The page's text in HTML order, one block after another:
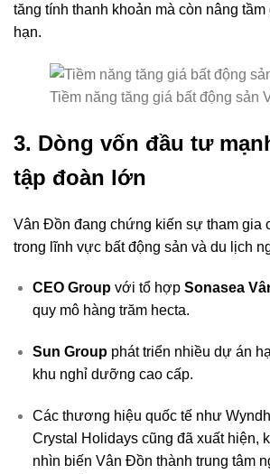
tăng tính thanh khoản mà còn nâng tầm
hạn.
Tiềm năng tăng giá bất động
3. Dòng vốn đầu tư
tập đoàn lớn
Vân Đồn đang chứng kiến sự tham gia
trong lĩnh vực bất động sản và du lịch
CEO Groupvới tổ hợp Sonasea
quy mô hàng trăm hecta.
Sun Groupphát triển nhiều dự án
khu nghỉ dưỡng cao cấp.
Các thương hiệu quốc tế như
Crystal Holidays cũng đã xuất hiện,
nhìn biến Vân Đồn thành trung tâm